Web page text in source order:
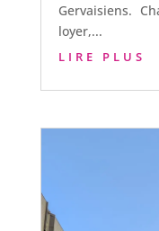
Gervaisiens.
loyer,...
LIRE PLUS